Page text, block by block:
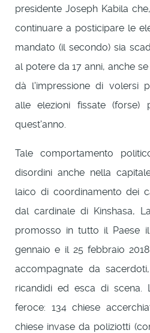
presidente Joseph Kabila
continuare a posticipare le
mandato (il secondo) sia
al potere da 17 anni, anche
dà l'impressione di volersi
alle elezioni fissate
quest'anno.
Tale comportamento
disordini anche nella
laico di coordinamento dei
dal cardinale di Kinshasa,
promosso in tutto il Paese il
gennaio e il 25 febbraio
accompagnate da
ricandidi ed esca di scena.
feroce: 134 chiese
chiese invase da poliziotti